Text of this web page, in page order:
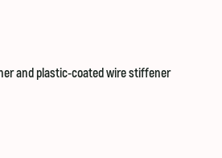
and plastic-coated wire stiffener